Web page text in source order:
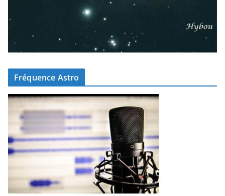
Fréquence Astro